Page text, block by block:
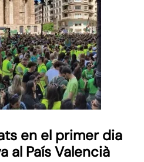
en el primer dia
al País Valencià